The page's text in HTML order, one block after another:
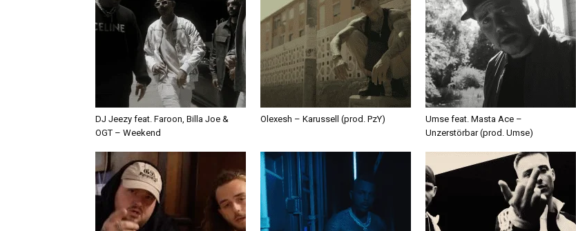
DJ Jeezy feat. Faroon, Billa Joe &
OGT – Weekend
Olexesh – Karussell (prod. PzY)
Umse feat. Masta Ace –
Unzerstörbar (prod. Umse)